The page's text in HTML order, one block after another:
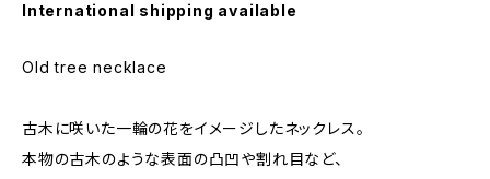
International shipping available
Old tree necklace
古木に咲いた一輪の花をイメージしたネックレス。
本物の古木のような表面の凸凹や割れ目など、